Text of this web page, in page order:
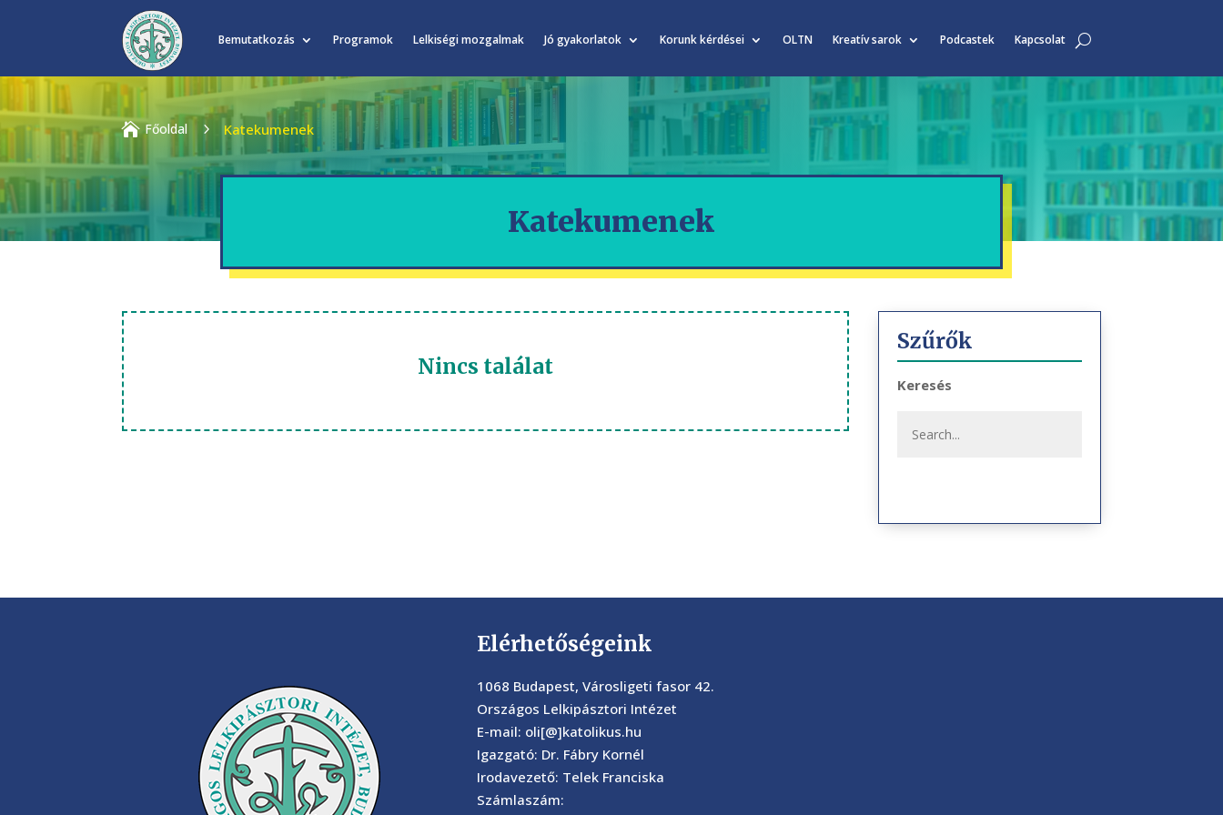
Bemutatkozás Programok Lelkiségi mozgalmak Jó gyakorlatok Korunk kérdései OLTN Kreatív sarok Podcastek Kapcsolat
 Főoldal 5 Katekumenek
Katekumenek
Nincs találat
Szűrők
Keresés
Elérhetőségeink
1068 Budapest, Városligeti fasor 42.
Országos Lelkipásztori Intézet
E-mail: oli[@]katolikus.hu
Igazgató: Dr. Fábry Kornél
Irodavezető: Telek Franciska
Számlaszám: